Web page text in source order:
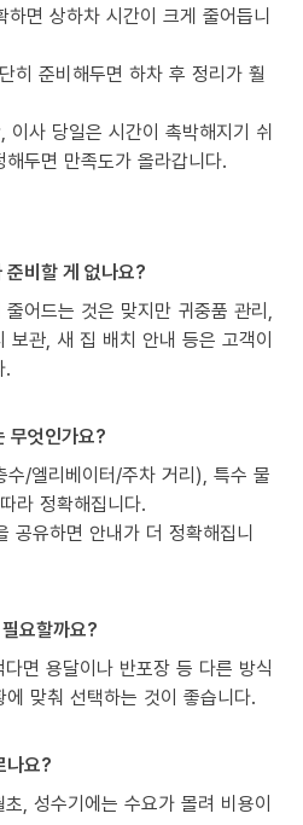
하면 상하차 시간이 크게 줄어듭니
히 준비해두면 하차 후 정리가 훨
이사 당일은 시간이 촉박해지기 쉬
두면 만족도가 올라갑니다.
준비할 게 없나요?
어드는 것은 맞지만 귀중품 관리,
보관, 새 집 배치 안내 등은 고객이
.
무엇인가요?
/엘리베이터/주차 거리), 특수 물
라 정확해집니다.
공유하면 안내가 더 정확해집니
요할까요?
면 용달이나 반포장 등 다른 방식
맞춰 선택하는 것이 좋습니다.
나요?
, 성수기에는 수요가 몰려 비용이